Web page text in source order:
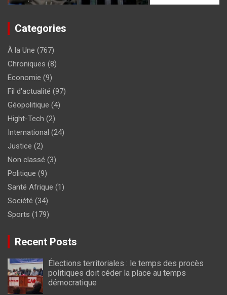
Categories
À la Une (767)
Chroniques (8)
Economie (9)
Fil d'actualité (97)
Géopolitique (4)
Hight-Tech (2)
International (24)
Justice (2)
Non classé (3)
Politique (9)
Santé Afrique (1)
Société (34)
Sports (179)
Recent Posts
Élections territoriales : le temps des procès
politiques doit céder la place au temps
démocratique